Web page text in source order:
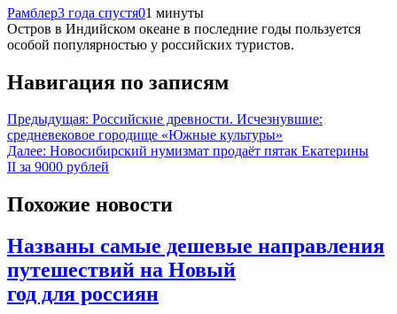
Рамблер3 года спустя01 минуты
Остров в Индийском океане в последние годы пользуется
особой популярностью у российских туристов.
Навигация по записям
Предыдущая: Российские древности. Исчезнувшие:
средневековое городище «Южные культуры»
Далее: Новосибирский нумизмат продаёт пятак Екатерины
II за 9000 рублей
Похожие новости
Названы самые дешевые направления
путешествий на Новый
год для россиян